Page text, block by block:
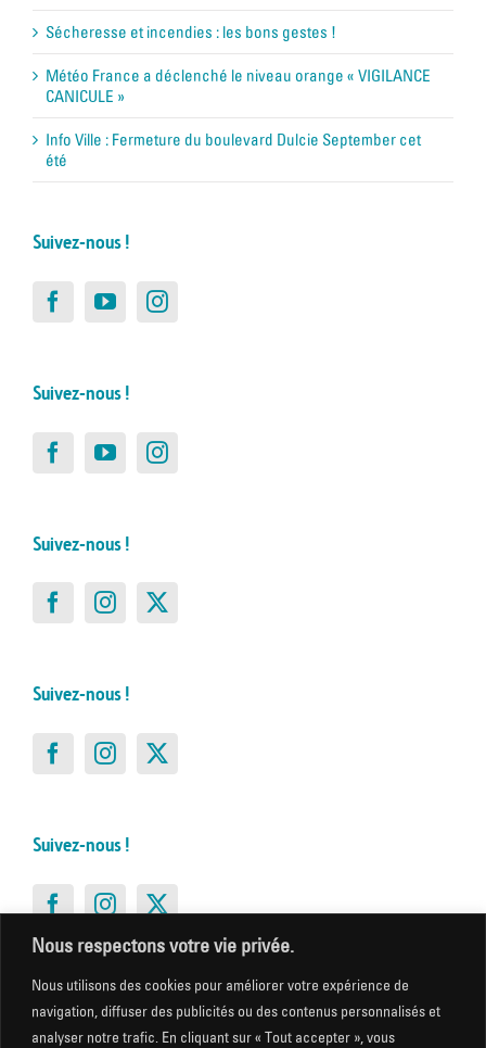
Nous respectons votre vie privée.
Nous utilisons des cookies pour améliorer votre expérience de
navigation, diffuser des publicités ou des contenus personnalisés et
analyser notre trafic. En cliquant sur « Tout accepter », vous
Sécheresse et incendies : les bons gestes !
Météo France a déclenché le niveau orange « VIGILANCE
CANICULE »
Info Ville : Fermeture du boulevard Dulcie September cet
été
Suivez-nous !
Suivez-nous !
Suivez-nous !
Suivez-nous !
Suivez-nous !
Suivez-nous !